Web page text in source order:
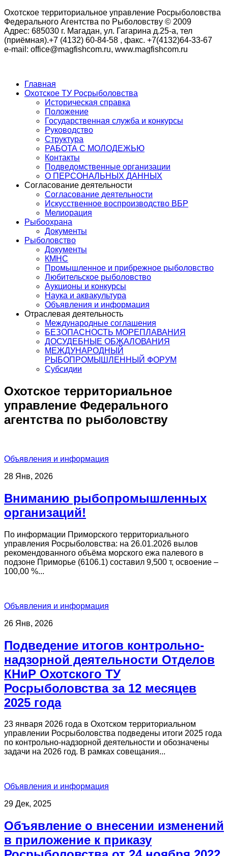
Охотское территориальное управление Росрыболовства
Федерального Агентства по Рыболовству © 2009
Адрес: 685030 г. Магадан, ул. Гагарина д.25-а, тел
(приёмная).+7 (4132) 60-84-58 , факс. +7(4132)64-33-67
e-mail: office@magfishcom.ru, www.magfishcom.ru
Главная
Охотское ТУ Росрыболовства
Историческая справка
Положение
Государственная служба и конкурсы
Руководство
Структура
РАБОТА С МОЛОДЕЖЬЮ
Контакты
Подведомственные организации
О ПЕРСОНАЛЬНЫХ ДАННЫХ
Согласование деятельности
Согласование деятельности
Искусственное воспроизводство ВБР
Мелиорация
Рыбоохрана
Документы
Рыболовство
Документы
КМНС
Промышленное и прибрежное рыболовство
Любительское рыболовство
Аукционы и конкурсы
Наука и аквакультура
Объявления и информация
Отраслевая деятельность
Международные соглашения
БЕЗОПАСНОСТЬ МОРЕПЛАВАНИЯ
ДОСУДЕБНЫЕ ОБЖАЛОВАНИЯ
МЕЖДУНАРОДНЫЙ
РЫБОПРОМЫШЛЕННЫЙ ФОРУМ
Субсидии
Охотское территориальное
управление Федерального
агентства по рыболовству
Объявления и информация
28 Янв, 2026
Вниманию рыбопромышленных
организаций!
По информации Приморского территориального
управления Росрыболовства: на 26.01.2026 вылов
рекомендованного объёма морского ежа палевого в
подзоне Приморье (6106.1) составил 9,500 т, освоение –
100,00 %...
Объявления и информация
26 Янв, 2026
Подведение итогов контрольно-
надзорной деятельности Отделов
КНиР Охотского ТУ
Росрыболовства за 12 месяцев
2025 года
23 января 2026 года в Охотском территориальном
управлении Росрыболовства подведены итоги 2025 года
по контрольно-надзорной деятельности и обозначены
задачи на 2026 год. В рамках совещания...
Объявления и информация
29 Дек, 2025
Объявление о внесении изменений
в приложение к приказу